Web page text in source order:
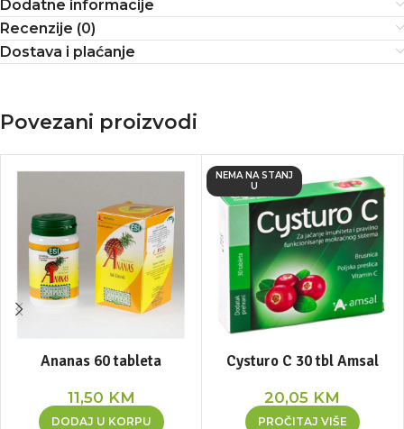
Dodatne informacije
Recenzije (0)
Dostava i plaćanje
Povezani proizvodi
Ananas 60 tableta
11,50 KM
DODAJ U KORPU
NEMA NA STANJ
U
Cysturo C 30 tbl Amsal
20,05 KM
PROČITAJ VIŠE